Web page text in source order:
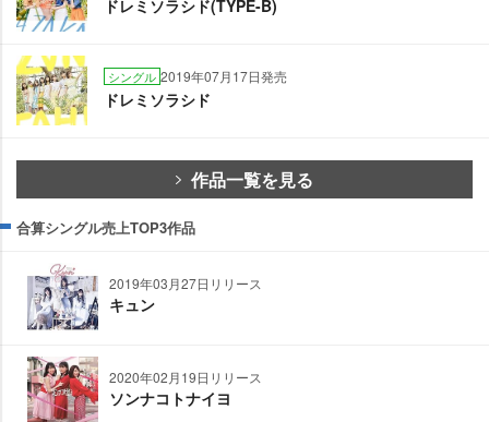
ドレミソラシド(TYPE-B)
シングル 2019年07月17日発売
ドレミソラシド
作品一覧を見る
合算シングル売上TOP3作品
2019年03月27日リリース
キュン
2020年02月19日リリース
ソンナコトナイヨ